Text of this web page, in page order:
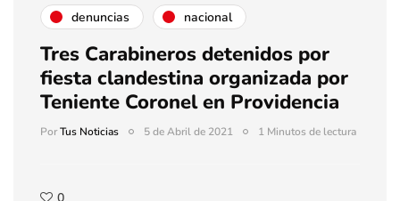
denuncias nacional
Tres Carabineros detenidos por
fiesta clandestina organizada por
Teniente Coronel en Providencia
PorTus Noticias 5 de Abril de 2021 1 Minutos de lectura